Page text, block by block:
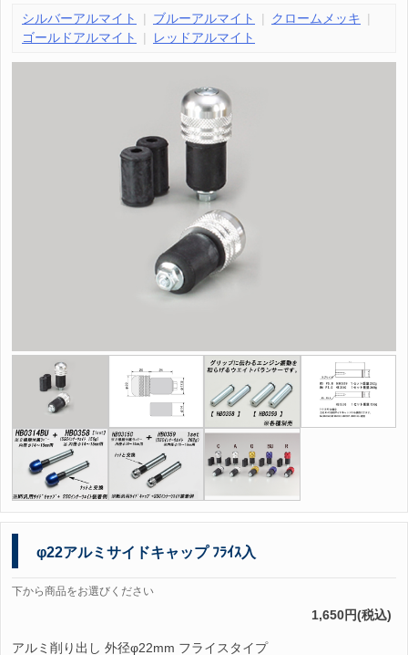
シルバーアルマイト ブルーアルマイト
クロームメッキ
ゴールドアルマイト
レッドアルマイト
φ22アルミサイドキャップ ﾌﾗｲｽ入
下から商品をお選びください
1,650円(税込)
アルミ削り出し 外径φ22mm フライスタイプ